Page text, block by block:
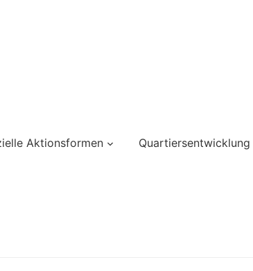
Aktionsformen Quartiersentwicklung